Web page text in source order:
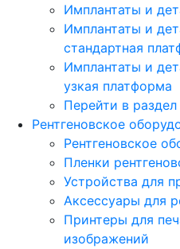
Имплантаты и
Имплантаты и
стандартная
Имплантаты и
узкая платформа
Перейти в раздел
Рентгеновское
Рентгеновское
Пленки
Устройства для
Аксессуары для
Принтеры для
изображений